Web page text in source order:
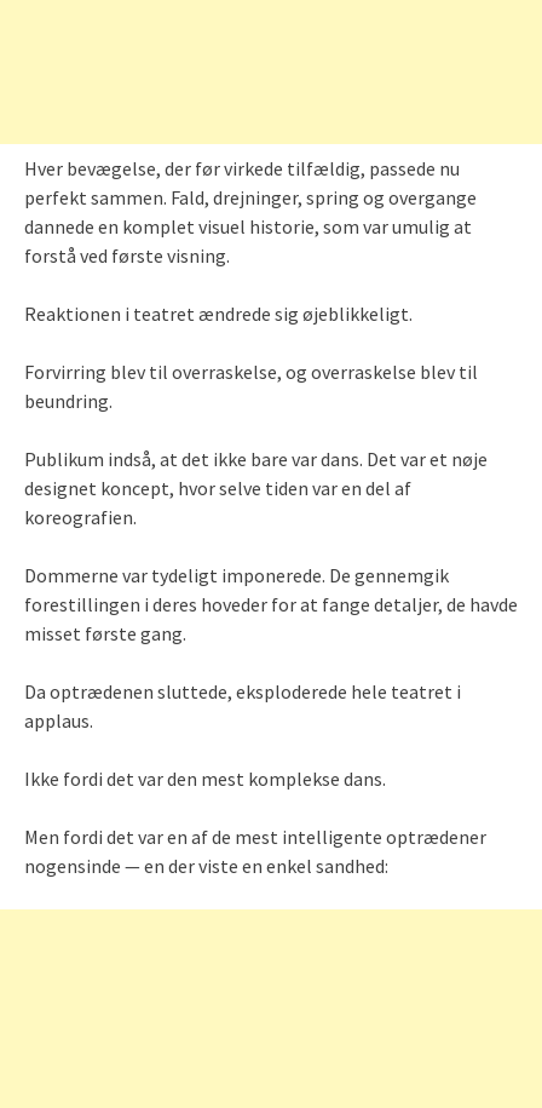
Hver bevægelse, der før virkede tilfældig, passede nu
perfekt sammen. Fald, drejninger, spring og overgange
dannede en komplet visuel historie, som var umulig at
forstå ved første visning.
Reaktionen i teatret ændrede sig øjeblikkeligt.
Forvirring blev til overraskelse, og overraskelse blev til
beundring.
Publikum indså, at det ikke bare var dans. Det var et nøje
designet koncept, hvor selve tiden var en del af
koreografien.
Dommerne var tydeligt imponerede. De gennemgik
forestillingen i deres hoveder for at fange detaljer, de havde
misset første gang.
Da optrædenen sluttede, eksploderede hele teatret i
applaus.
Ikke fordi det var den mest komplekse dans.
Men fordi det var en af de mest intelligente optrædener
nogensinde — en der viste en enkel sandhed: